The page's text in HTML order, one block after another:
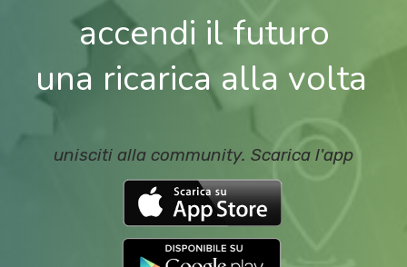
una ricarica alla volta
accendi il futuro
unisciti alla community. Scarica l'app